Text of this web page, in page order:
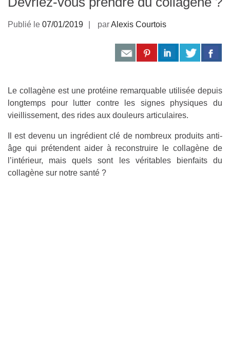
Publié le 07/01/2019 parAlexis Courtois
Le collagène est une protéine remarquable utilisée depuis
longtemps pour lutter contre les signes physiques du
vieillissement, des rides aux douleurs articulaires.
Il est devenu un ingrédient clé de nombreux produits anti-
âge qui prétendent aider à reconstruire le collagène de
l’intérieur, mais quels sont les véritables bienfaits du
collagène sur notre santé ?